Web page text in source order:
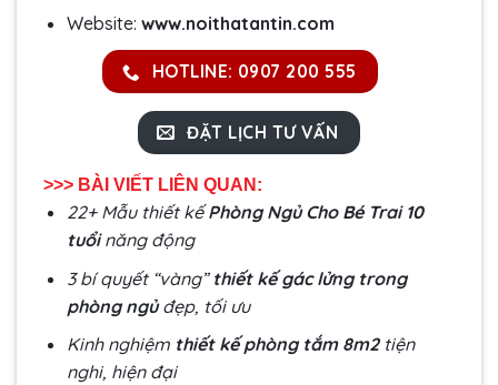
Website: www.noithatantin.com
HOTLINE: 0907 200 555
ĐẶT LỊCH TƯ VẤN
>>> BÀI VIẾT LIÊN QUAN:
22+ Mẫu thiết kếPhòng Ngủ Cho Bé Trai 10
tuổi năng động
3 bí quyết “vàng” thiết kế gác lửng trong
phòng ngủ đẹp, tối ưu
Kinh nghiệm thiết kế phòng tắm 8m2tiện
nghi, hiện đại